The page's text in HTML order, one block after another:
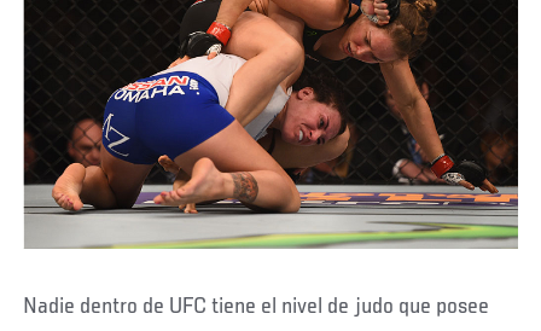
Nadie dentro de UFC tiene el nivel de judo que posee